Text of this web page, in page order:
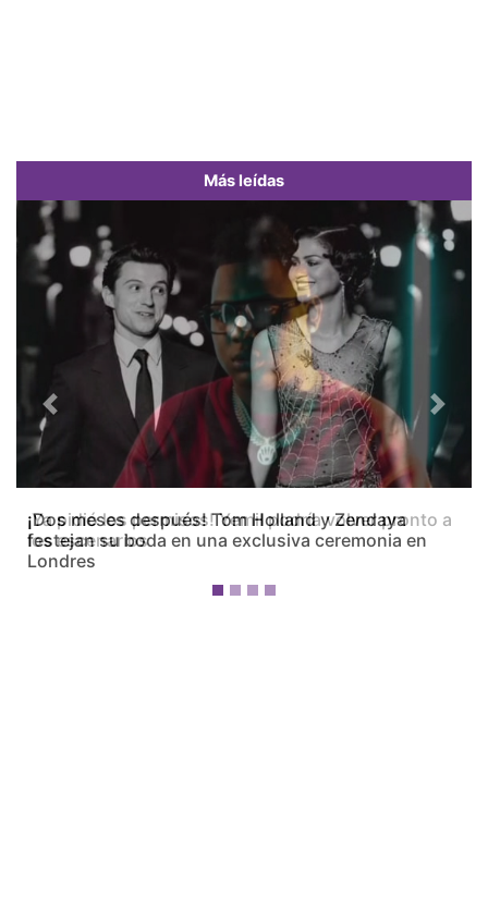
Más leídas
¡Dos meses después! Tom Holland y Zendaya
festejan su boda en una exclusiva ceremonia en
Londres
Previous Next